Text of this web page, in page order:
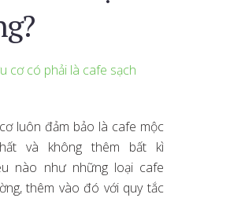
luôn đảm bảo là cafe mộc
và không thêm bất kì
nào như những loại cafe
thêm vào đó với quy tắc